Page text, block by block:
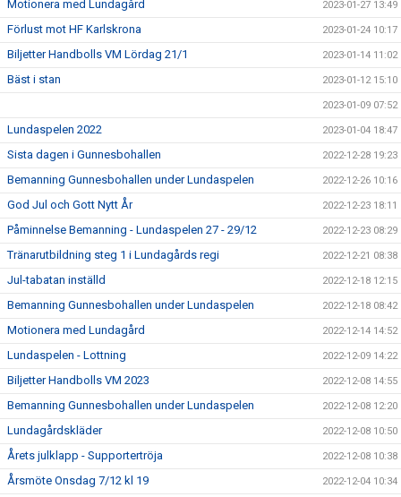
Motionera med Lundagård 2023-01-27 13:49
Förlust mot HF Karlskrona 2023-01-24 10:17
Biljetter Handbolls VM Lördag 21/1 2023-01-14 11:02
Bäst i stan 2023-01-12 15:10
2023-01-09 07:52
Lundaspelen 2022 2023-01-04 18:47
Sista dagen i Gunnesbohallen 2022-12-28 19:23
Bemanning Gunnesbohallen under Lundaspelen 2022-12-26 10:16
God Jul och Gott Nytt År 2022-12-23 18:11
Påminnelse Bemanning - Lundaspelen 27 - 29/12 2022-12-23 08:29
Tränarutbildning steg 1 i Lundagårds regi 2022-12-21 08:38
Jul-tabatan inställd 2022-12-18 12:15
Bemanning Gunnesbohallen under Lundaspelen 2022-12-18 08:42
Motionera med Lundagård 2022-12-14 14:52
Lundaspelen - Lottning 2022-12-09 14:22
Biljetter Handbolls VM 2023 2022-12-08 14:55
Bemanning Gunnesbohallen under Lundaspelen 2022-12-08 12:20
Lundagårdskläder 2022-12-08 10:50
Årets julklapp - Supportertröja 2022-12-08 10:38
Årsmöte Onsdag 7/12 kl 19 2022-12-04 10:34